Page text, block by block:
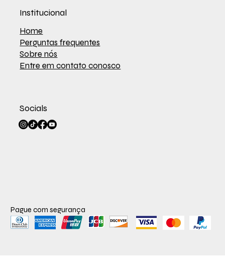
Institucional
Home
Perguntas frequentes
Sobre nós
Entre em contato conosco
Socials
Pague com segurança